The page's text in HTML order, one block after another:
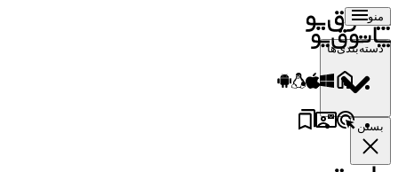
منو
دسته‌بندی‌ها
بستن